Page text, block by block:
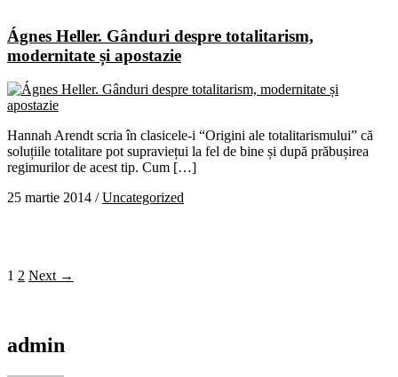
Ágnes Heller. Gânduri despre totalitarism,
modernitate și apostazie
Hannah Arendt scria în clasicele-i “Origini ale totalitarismului” că
soluțiile totalitare pot supraviețui la fel de bine și după prăbușirea
regimurilor de acest tip. Cum […]
25 martie 2014 /Uncategorized
1 2 Next →
admin